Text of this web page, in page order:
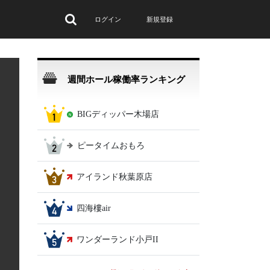
ログイン 新規登録
週間ホール稼働率ランキング
BIGディッパー木場店
ピータイムおもろ
アイランド秋葉原店
四海樓air
ワンダーランド小戸II